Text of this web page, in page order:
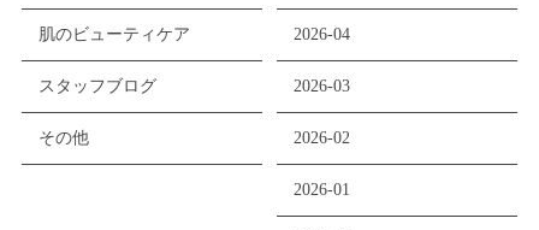
肌のビューティケア
スタッフブログ
その他
2026-04
2026-03
2026-02
2026-01